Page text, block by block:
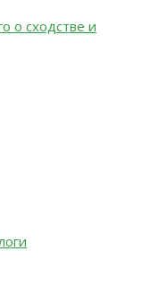
о сходстве и